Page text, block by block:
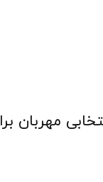
مهربان